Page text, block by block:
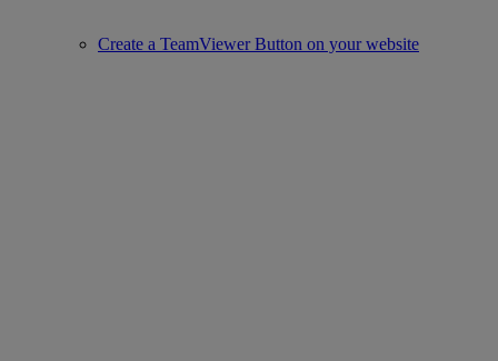
Create a TeamViewer Button on your website